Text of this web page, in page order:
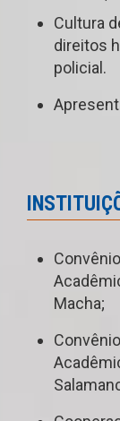
Cultura
direitos
policial.
Macha;